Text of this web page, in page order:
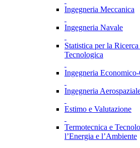
Ingegneria Meccanica
Ingegneria Navale
Statistica per la
Tecnologica
Ingegneria
Ingegneria
Estimo e Valutazione
Termotecnica e
l’Energia e l’Ambiente